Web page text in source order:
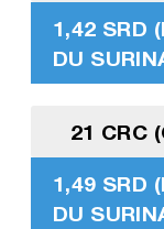
1,42 SRD
DU
21 CRC
1,49 SRD
DU